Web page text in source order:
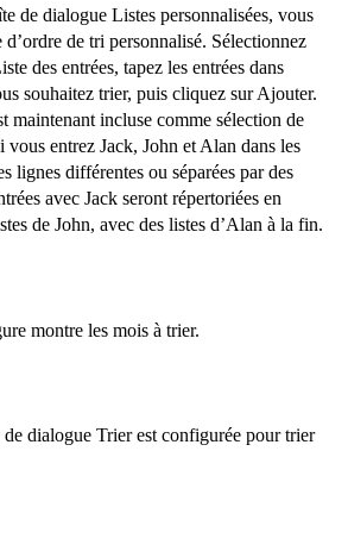
de dialogue Listes personnalisées, vous
de tri personnalisé. Sélectionnez
des entrées, tapez les entrées dans
souhaitez trier, puis cliquez sur Ajouter.
maintenant incluse comme sélection de
vous entrez Jack, John et Alan dans les
lignes différentes ou séparées par des
avec Jack seront répertoriées en
de John, avec des listes d’Alan à la fin.
montre les mois à trier.
dialogue Trier est configurée pour trier